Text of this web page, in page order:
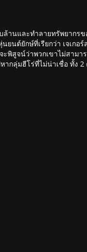
ล้านและทำลายทรัพยากร
นต์ยักษ์ที่เรียกว่า เจเกอร์
พิสูจน์ว่าพวกเขาไม่สามา
ากลุ่มฮีโร่ที่ไม่น่าเชื่อ ทั้ง 2